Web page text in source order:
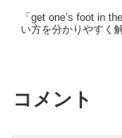
「get one’s foot in
い方を分かりやすく
コメント